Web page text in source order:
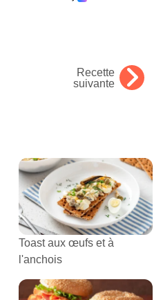
Recette
suivante
Toast aux œufs et à
l'anchois